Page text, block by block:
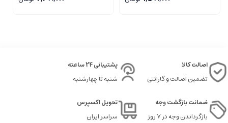
اصالت کالا
تضمین اصالت و گارانتی
پشتیبانی 24 ساعته
شنبه تا چهارشنبه
ضمانت بازگشت وجه
بازگرداندن وجه در ۷ روز
تحویل اکسپرس
سراسر ایران